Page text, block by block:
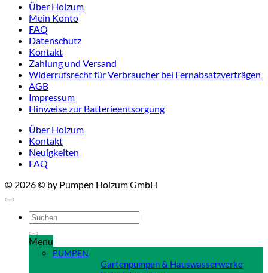
Über Holzum
Mein Konto
FAQ
Datenschutz
Kontakt
Zahlung und Versand
Widerrufsrecht für Verbraucher bei Fernabsatzverträgen
AGB
Impressum
Hinweise zur Batterieentsorgung
Über Holzum
Kontakt
Neuigkeiten
FAQ
© 2026 © by Pumpen Holzum GmbH
Suchen
nach:
Menu
PUMPEN
Gartenpumpen & Hauswasserwerke